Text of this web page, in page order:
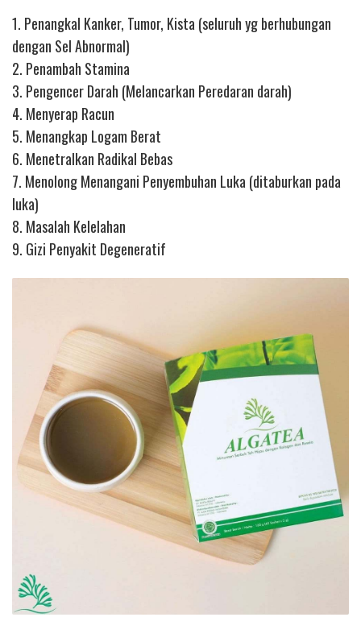
1. Penangkal Kanker, Tumor, Kista (seluruh yg berhubungan
dengan Sel Abnormal)
2. Penambah Stamina
3. Pengencer Darah (Melancarkan Peredaran darah)
4. Menyerap Racun
5. Menangkap Logam Berat
6. Menetralkan Radikal Bebas
7. Menolong Menangani Penyembuhan Luka (ditaburkan pada
luka)
8. Masalah Kelelahan
9. Gizi Penyakit Degeneratif